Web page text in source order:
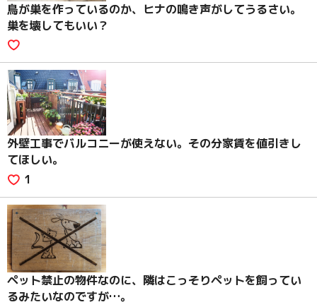
鳥が巣を作っているのか、ヒナの鳴き声がしてうるさい。
巣を壊してもいい？
外壁工事でバルコニーが使えない。その分家賃を値引きし
てほしい。
1
ペット禁止の物件なのに、隣はこっそりペットを飼ってい
るみたいなのですが…。